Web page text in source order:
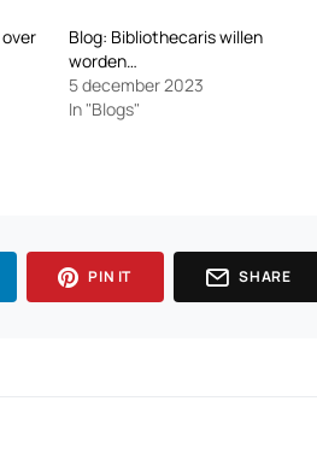
Blog: Bibliothecaris willen
worden…
5 december 2023
In "Blogs"
PIN IT SHARE